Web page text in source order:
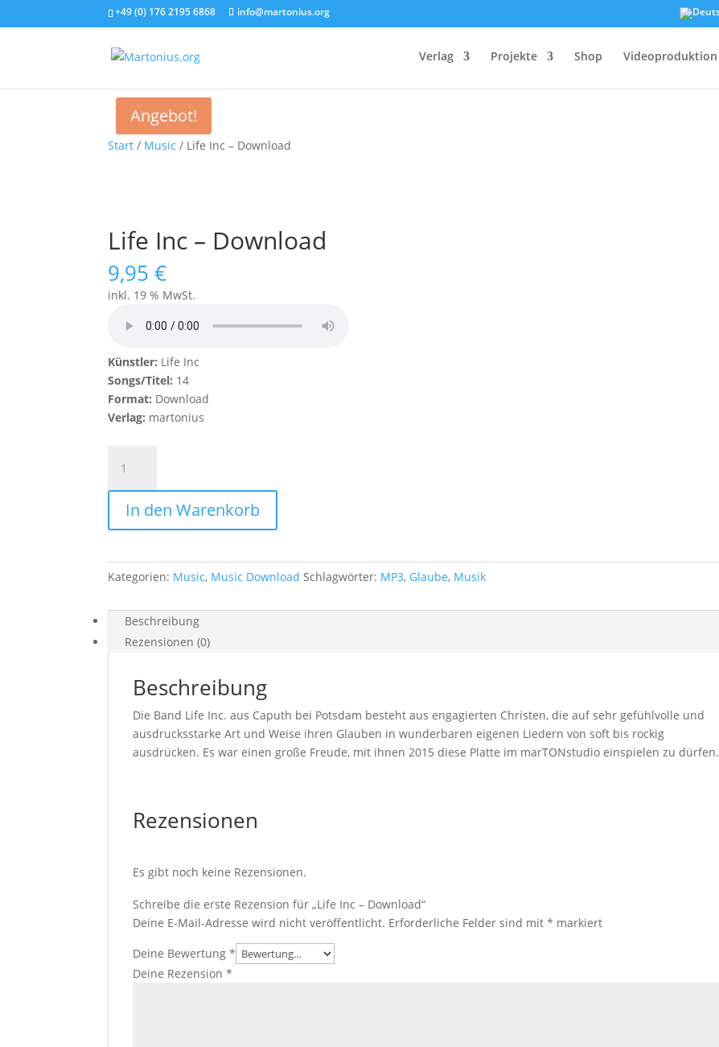
+49 (0) 176 2195 6868 info@martonius.org
Verlag Projekte Shop Videoproduktion
Start / Music / Life Inc – Download
Life Inc – Download
9,95€
inkl. 19 % MwSt.
Künstler: Life Inc
Songs/Titel: 14
Format: Download
Verlag: martonius
-
Download
Menge
In den Warenkorb
Kategorien: Music, Music Download Schlagwörter: MP3, Glaube, Musik
Beschreibung
Rezensionen (0)
Beschreibung
Die Band Life Inc. aus Caputh bei Potsdam besteht aus engagierten Christen, die auf sehr gefühlvolle und
ausdrucksstarke Art und Weise ihren Glauben in wunderbaren eigenen Liedern von soft bis rockig
ausdrücken. Es war einen große Freude, mit ihnen 2015 diese Platte im marTONstudio einspielen zu dürfen.
Rezensionen
Es gibt noch keine Rezensionen.
Schreibe die erste Rezension für „Life Inc – Download“
Deine E-Mail-Adresse wird nicht veröffentlicht. Erforderliche Felder sind mit* markiert
Deine Bewertung*
Deine Rezension*
Angebot!